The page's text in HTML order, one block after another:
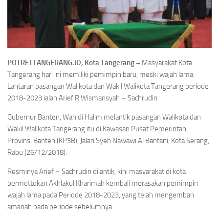
POTRETTANGERANG.ID, Kota Tangerang – Masyarakat Kota
Tangerang hari ini memiliki pemimpin baru, meski wajah lama.
Lantaran pasangan Walikota dan Wakil Walikota Tangerang periode
2018-2023 ialah Arief R Wismansyah – Sachrudin.
Gubernur Banten, Wahidi Halim melantik pasangan Walikota dan
Wakil Walikota Tangerang itu di Kawasan Pusat Pemerintah
Provinsi Banten (KP3B), Jalan Syeh Nawawi Al Bantani, Kota Serang,
Rabu (26/12/2018).
Resminya Arief – Sachrudin dilantik, kini masyarakat di kota
bermottokan Akhlakul Kharimah kembali merasakan pemimpin
wajah lama pada Periode 2018-2023, yang telah mengemban
amanah pada periode sebelumnya.